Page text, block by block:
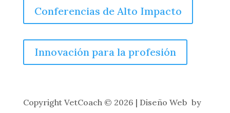
Conferencias de Alto Impacto
Innovación para la profesión
CopyrightVetCoach © 2026 | Diseño Web by